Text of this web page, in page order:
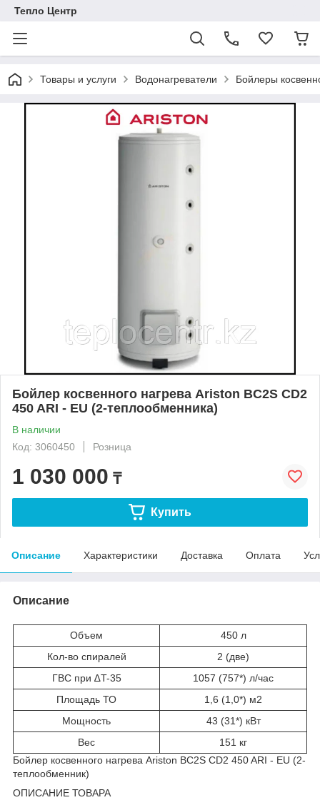
Тепло Центр
Товары и услуги Водонагреватели Бойлеры
Бойлер косвенного нагрева Ariston BC2S CD2
450 ARI - EU (2-теплообменника)
В наличии
Код: 3060450
Розница
1 030 000 ₸
Купить
Описание Характеристики Доставка Оплата
Описание
Объем
450 л
Кол-во спиралей
2 (две)
ГВС при ∆T-35
1057 (757*) л/час
Площадь ТО
1,6 (1,0*) м2
Мощность
43 (31*) кВт
Вес
151 кг
Бойлер косвенного нагрева Ariston BC2S CD2 450 ARI - EU (2-
теплообменник)
ОПИСАНИЕ ТОВАРА